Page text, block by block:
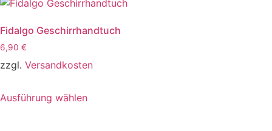
Fidalgo Geschirrhandtuch
6,90 €
zzgl. Versandkosten
Ausführung wählen